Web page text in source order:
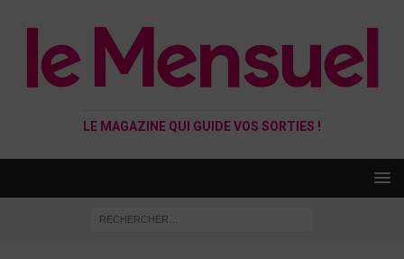
LE MAGAZINE QUI GUIDE VOS SORTIES !